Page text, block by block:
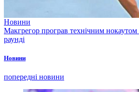
Новини
Макгрегор програв технічним
раунді
Новини
попередні новини